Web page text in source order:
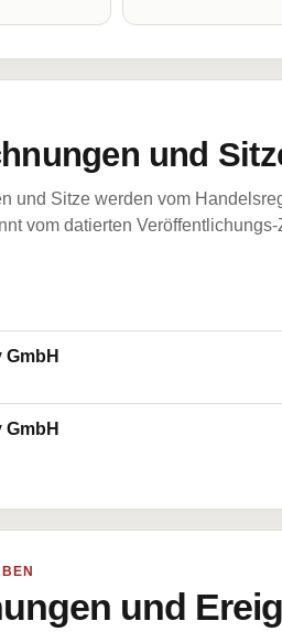
und
und Sitze werden vom
vom datierten Veröffentlichungs-
und